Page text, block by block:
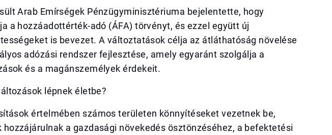
Arab Emírségek Pénzügyminisztériuma bejelentette, hogy
a hozzáadottérték-adó (ÁFA) törvényt, és ezzel együtt új
is bevezet. A változtatások célja az átláthatóság növelése
adózási rendszer fejlesztése, amely egyaránt szolgálja a
és a magánszemélyek érdekeit.
lépnek életbe?
értelmében számos területen könnyítéseket vezetnek be,
hozzájárulnak a gazdasági növekedés ösztönzéséhez, a befektetési